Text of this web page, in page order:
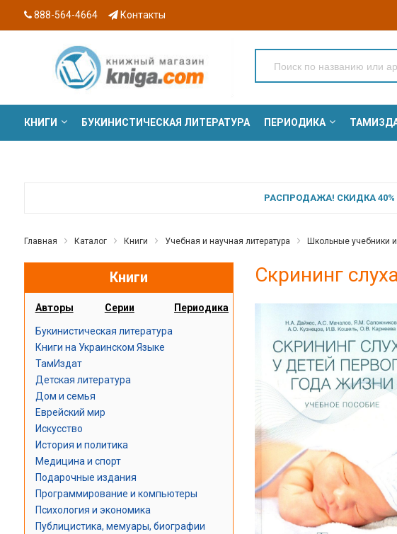
888-564-4664 Контакты
КНИГИ БУКИНИСТИЧЕСКАЯ ЛИТЕРАТУРА ПЕРИОДИКА
РАСПРОДАЖА! СКИДКА 40%
Главная Каталог Книги Учебная и научная литература Школьные учебники
Книги
Авторы Серии Периодика
Букинистическая литература
Книги на Украинском Языке
ТамИздат
Детская литература
Дом и семья
Еврейский мир
Искусство
История и политика
Медицина и спорт
Подарочные издания
Программирование и компьютеры
Психология и экономика
Публицистика, мемуары, биографии
Скрининг